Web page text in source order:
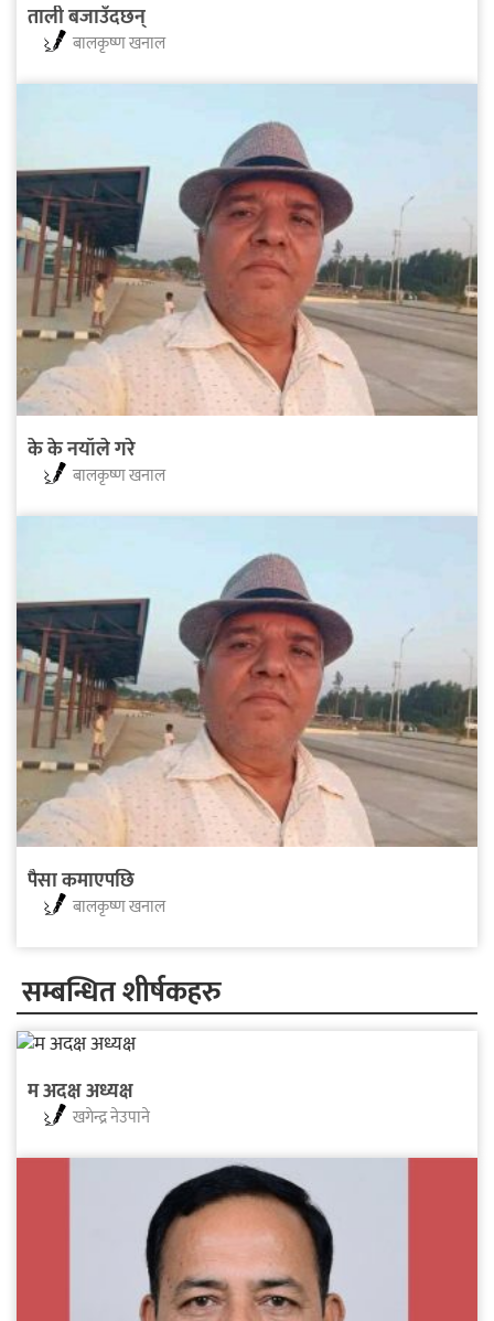
ताली बजाउँदछन्
बालकृष्ण खनाल
के के नयाँले गरे
बालकृष्ण खनाल
पैसा कमाएपछि
बालकृष्ण खनाल
सम्बन्धित शीर्षकहरु
म अदक्ष अध्यक्ष
खगेन्द्र नेउपाने